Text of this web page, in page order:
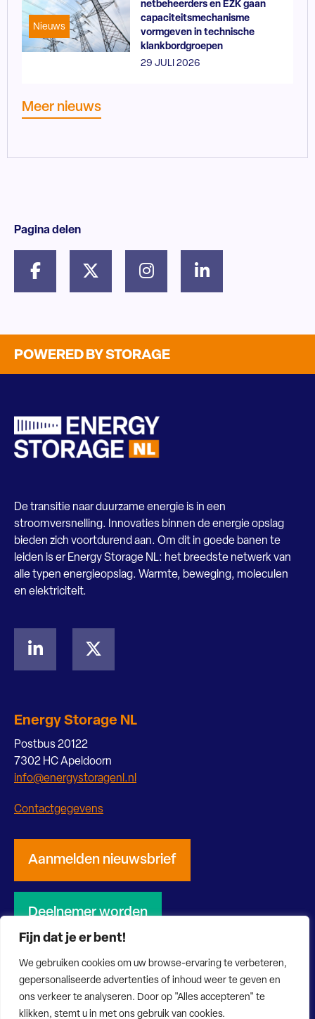
Fijn dat je er bent!
We gebruiken cookies om uw browse-ervaring te verbeteren,
gepersonaliseerde advertenties of inhoud weer te geven en
ons verkeer te analyseren. Door op "Alles accepteren" te
klikken, stemt u in met ons gebruik van cookies.
Nieuws
netbeheerders en EZK gaan
capaciteitsmechanisme
vormgeven in technische
klankbordgroepen
29 JULI 2026
Meer nieuws
Pagina delen
POWERED BY STORAGE
De transitie naar duurzame energie is in een
stroomversnelling. Innovaties binnen de energie opslag
bieden zich voortdurend aan. Om dit in goede banen te
leiden is er Energy Storage NL: het breedste netwerk van
alle typen energieopslag. Warmte, beweging, moleculen
en elektriciteit.
Energy Storage NL
Postbus 20122
7302 HC Apeldoorn
info@energystoragenl.nl
Contactgegevens
Aanmelden nieuwsbrief
Deelnemer worden
© 2026 Energy Storage NL Privacy verklaring